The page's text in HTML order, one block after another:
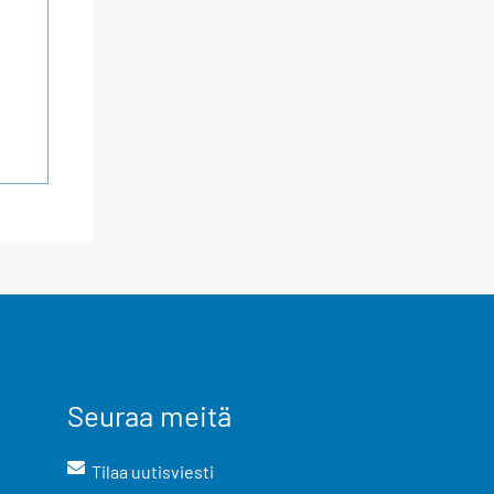
Seuraa meitä
Tilaa uutisviesti